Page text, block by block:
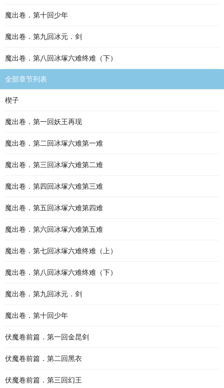
魔出卷．第十回少年
魔出卷．第九回冰元．剑
魔出卷．第八回冰塚六难终难（下）
全部章节列表
楔子
魔出卷．第一回妖王再现
魔出卷．第二回冰塚六难第一难
魔出卷．第三回冰塚六难第二难
魔出卷．第四回冰塚六难第三难
魔出卷．第五回冰塚六难第四难
魔出卷．第六回冰塚六难第五难
魔出卷．第七回冰塚六难终难（上）
魔出卷．第八回冰塚六难终难（下）
魔出卷．第九回冰元．剑
魔出卷．第十回少年
伏魔卷前篇．第一回金昆剑
伏魔卷前篇．第二回黑衣
伏魔卷前篇．第三回幻王